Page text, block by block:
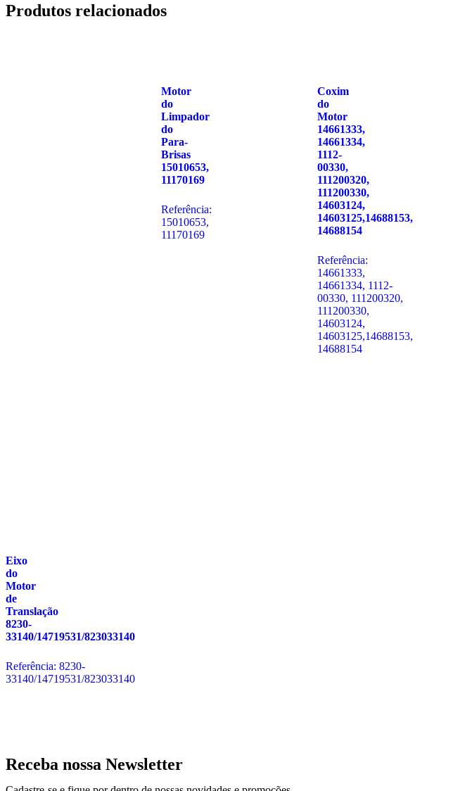
Produtos relacionados
Motor
do
Limpador
do
Para-
Brisas
15010653,
11170169
Referência:
15010653,
11170169
Coxim
do
Motor
14661333,
14661334,
1112-
00330,
111200320,
111200330,
14603124,
14603125,14688153,
14688154
Referência:
14661333,
14661334, 1112-
00330, 111200320,
111200330,
14603124,
14603125,14688153,
14688154
Eixo
do
Motor
de
Translação
8230-
33140/14719531/823033140
Referência: 8230-
33140/14719531/823033140
Receba nossa Newsletter